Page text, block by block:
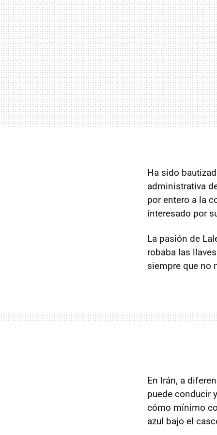
Ha sido
administrativa
por entero a la
interesado por
La pasión de
robaba las
siempre que no
En Irán, a
puede conducir
cómo mínimo
azul bajo el